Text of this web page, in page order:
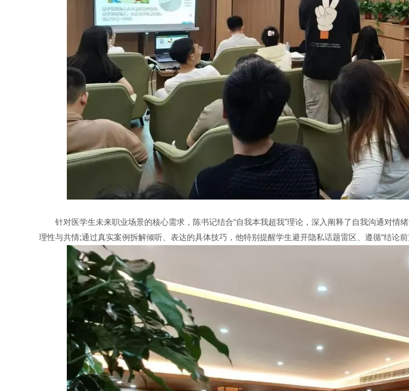
针对医学生未来职业场景的核心需求，陈书记结合“自我本我超我”理论，深入阐释了自我沟通对
理性与共情;通过真实案例拆解倾听、表达的具体技巧，他特别提醒学生避开隐私话题雷区、遵循“结论